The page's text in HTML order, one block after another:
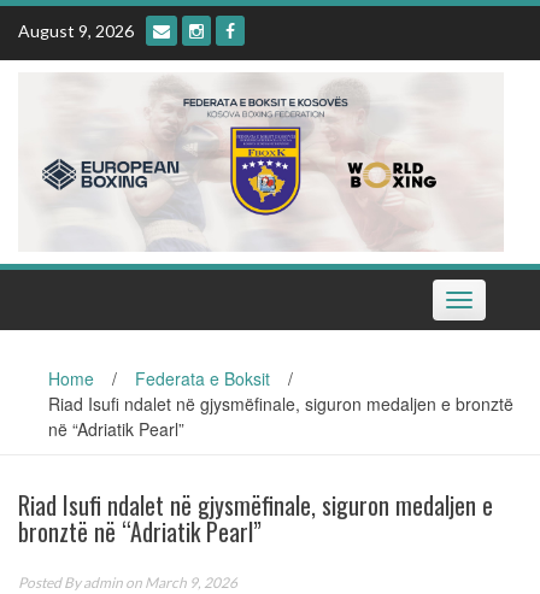
Skip
content
August 9, 2026
Toggle
navigation
Home / Federata e Boksit
/
Riad Isufi ndalet në gjysmëfinale, siguron medaljen e bronztë
në “Adriatik Pearl”
Riad Isufi ndalet në gjysmëfinale, siguron medaljen e
bronztë në “Adriatik Pearl”
Posted Byadmin on March 9, 2026